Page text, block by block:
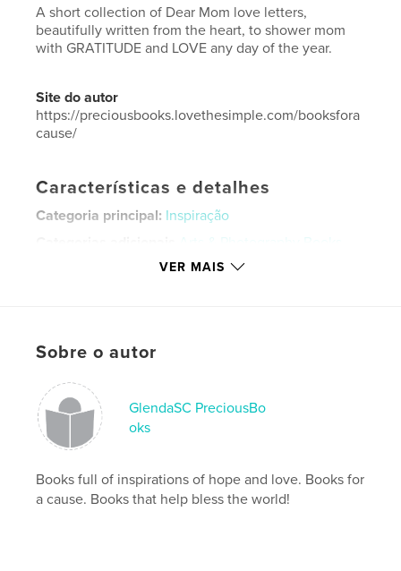
A short collection of Dear Mom love letters,
beautifully written from the heart, to shower mom
with GRATITUDE and LOVE any day of the year.
Site do autor
https://preciousbooks.lovethesimple.com/booksfora
cause/
Características e detalhes
Categoria principal: Inspiração
Arts & Photography Books
13×20 cm
Data de publicação:
IdiomaEnglish
Palavras-chavee
joy ,
mother , mom
VER MAIS
Sobre o autor
GlendaSC PreciousBo
oks
Books full of inspirations of hope and love. Books for
a cause. Books that help bless the world!